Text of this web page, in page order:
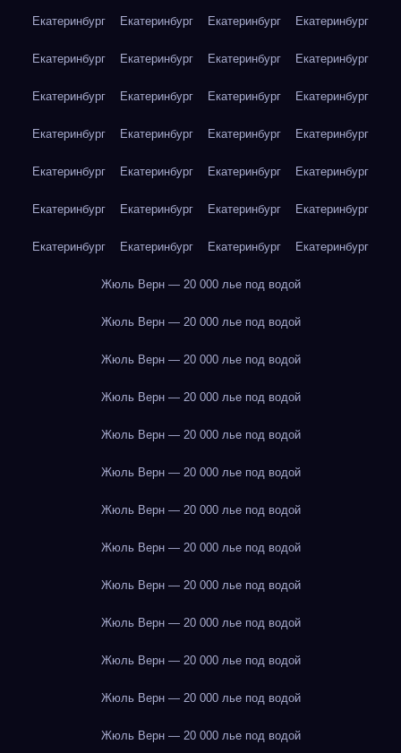
Екатеринбург Екатеринбург Екатеринбург Екатеринбург
Екатеринбург Екатеринбург Екатеринбург Екатеринбург
Екатеринбург Екатеринбург Екатеринбург Екатеринбург
Екатеринбург Екатеринбург Екатеринбург Екатеринбург
Екатеринбург Екатеринбург Екатеринбург Екатеринбург
Екатеринбург Екатеринбург Екатеринбург Екатеринбург
Екатеринбург Екатеринбург Екатеринбург Екатеринбург
Жюль Верн — 20 000 лье под водой
Жюль Верн — 20 000 лье под водой
Жюль Верн — 20 000 лье под водой
Жюль Верн — 20 000 лье под водой
Жюль Верн — 20 000 лье под водой
Жюль Верн — 20 000 лье под водой
Жюль Верн — 20 000 лье под водой
Жюль Верн — 20 000 лье под водой
Жюль Верн — 20 000 лье под водой
Жюль Верн — 20 000 лье под водой
Жюль Верн — 20 000 лье под водой
Жюль Верн — 20 000 лье под водой
Жюль Верн — 20 000 лье под водой